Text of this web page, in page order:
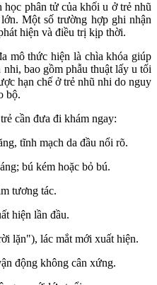
phân tử của khối u ở trẻ nhũ
Một số trường hợp ghi nhận
hiện và điều trị kịp thời.
mô thức hiện là chìa khóa giúp
bao gồm phẫu thuật lấy u tối
hạn chế ở trẻ nhũ nhi do nguy
bộ.
cần đưa đi khám ngay:
tĩnh mạch da đầu nổi rõ.
bú kém hoặc bỏ bú.
tương tác.
hiện lần đầu.
lặn"), lác mắt mới xuất hiện.
động không cân xứng.